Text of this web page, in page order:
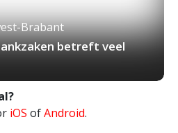
Brabant
betreft veel
iOS ofAndroid.